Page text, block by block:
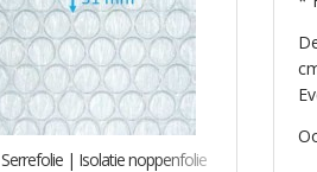
Serrefolie | Isolatie noppenfolie